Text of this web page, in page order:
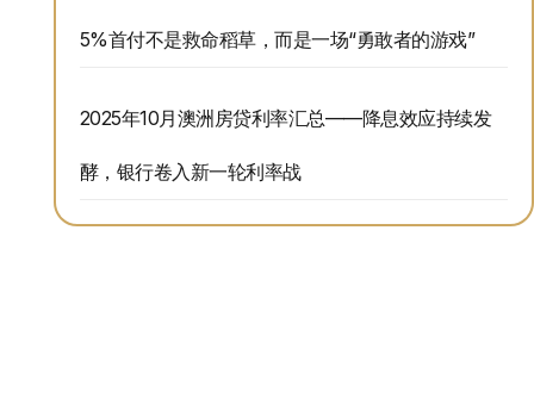
5%首付不是救命稻草，而是一场“勇敢者的游戏”
2025年10月澳洲房贷利率汇总——降息效应持续发
酵，银行卷入新一轮利率战